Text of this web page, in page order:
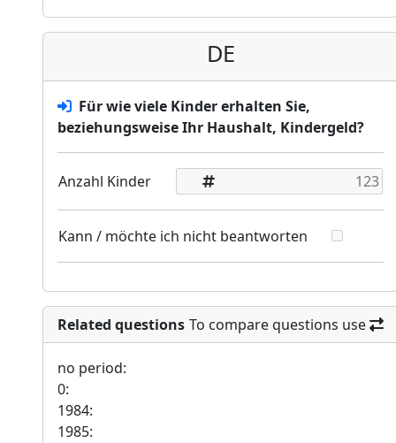
DE
Für wie viele Kinder erhalten Sie,
beziehungsweise Ihr Haushalt, Kindergeld?
Anzahl Kinder
Kann / möchte ich nicht beantworten
Related questions To compare questions use
no period:
0:
1984:
1985: